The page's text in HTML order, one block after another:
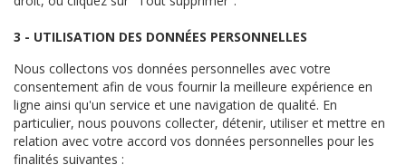
3 - UTILISATION DES DONNÉES PERSONNELLES
Nous collectons vos données personnelles avec votre
consentement afin de vous fournir la meilleure expérience en
ligne ainsi qu'un service et une navigation de qualité. En
particulier, nous pouvons collecter, détenir, utiliser et mettre en
relation avec votre accord vos données personnelles pour les
finalités suivantes :